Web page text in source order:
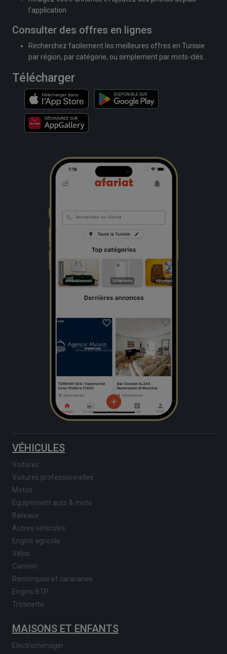
l'application
Consulter des offres en lignes
Recherchez facilement les meilleures offres en Tunisie
par région, par catégorie, ou simplement par mots-clés.
Télécharger
VÉHICULES
Voitures
Voitures professionnelles
Motos
Equipement auto & moto
Bateaux
Autres véhicules
Engins agricole
Vélos
Camion
Remorques et caravanes
Engins BTP
Trotinette
MAISONS ET ENFANTS
Electroménager